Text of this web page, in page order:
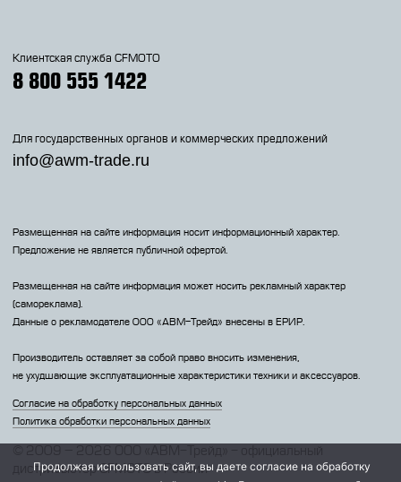
Клиентская служба CFMOTO
8 800 555 1422
Для государственных органов и коммерческих предложений
info@awm-trade.ru
Размещенная на сайте информация носит информационный характер.
Предложение не является публичной офертой.
Размещенная на сайте информация может носить рекламный характер
(самореклама).
Данные о рекламодателе 000 «АВМ-Трейд» внесены в ЕРИР.
Производитель оставляет за собой право вносить изменения,
не ухудшающие эксплуатационные характеристики техники и аксессуаров.
Согласие на обработку персональных данных
Политика обработки персональных данных
дистрибьютор CFMOTO в России
Продолжая использовать сайт, вы даете согласие на обработку